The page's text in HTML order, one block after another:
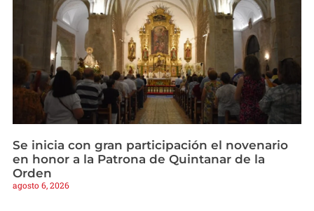
Se inicia con gran participación el novenario
en honor a la Patrona de Quintanar de la
Orden
agosto 6, 2026